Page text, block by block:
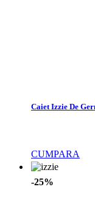
Caiet Izzie De
CUMPARA
-25%